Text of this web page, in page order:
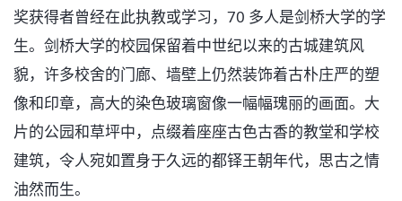
奖获得者曾经在此执教或学习，70 多人是剑桥大学的学
生。剑桥大学的校园保留着中世纪以来的古城建筑风
貌，许多校舍的门廊、墙壁上仍然装饰着古朴庄严的塑
像和印章，高大的染色玻璃窗像一幅幅瑰丽的画面。大
片的公园和草坪中，点缀着座座古色古香的教堂和学校
建筑，令人宛如置身于久远的都铎王朝年代，思古之情
油然而生。